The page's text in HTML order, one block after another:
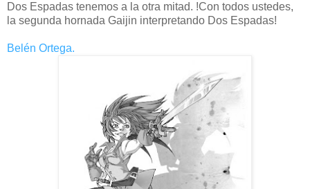
Dos Espadas tenemos a la otra mitad. !Con todos ustedes,
la segunda hornada Gaijin interpretando Dos Espadas!
Belén Ortega.